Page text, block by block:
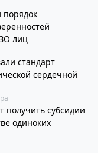
порядок
лиц
стандарт
сердечной
получить субсидии
одиноких